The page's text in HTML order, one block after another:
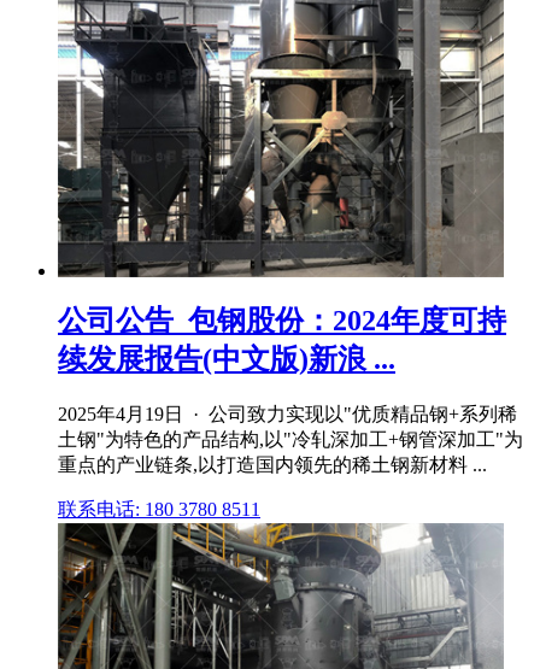
公司公告_包钢股份：2024年度可持
续发展报告(中文版)新浪 ...
2025年4月19日 · 公司致力实现以"优质精品钢+系列稀
土钢"为特色的产品结构,以"冷轧深加工+钢管深加工"为
重点的产业链条,以打造国内领先的稀土钢新材料 ...
联系电话: 180 3780 8511